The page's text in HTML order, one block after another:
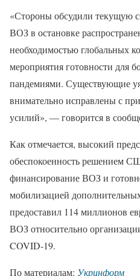
«Стороны обсудили текущую
ВОЗ в остановке
необходимостью глобальных
мероприятия готовности для
пандемиями. Существующие
внимательно исправлены с
усилий», — говорится в
Как отмечается, высокий
обеспокоенность решением
финансирование ВОЗ и
мобилизацией
предоставил 114 миллионов
ВОЗ относительно
COVID-19.
По материалам: Укринформ